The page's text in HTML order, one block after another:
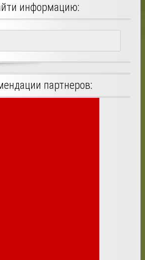
информацию:
партнеров: